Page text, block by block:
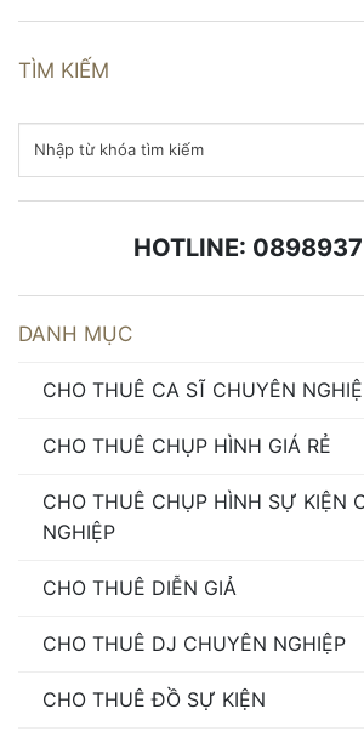
TÌM KIẾM
HOTLINE:
DANH MỤC
CHO THUÊ CA SĨ CHUYÊN
CHO THUÊ CHỤP HÌNH GIÁ RẺ
CHO THUÊ CHỤP HÌNH SỰ KIỆN
NGHIỆP
CHO THUÊ DIỄN GIẢ
CHO THUÊ DJ CHUYÊN NGHIỆP
CHO THUÊ ĐỒ SỰ KIỆN